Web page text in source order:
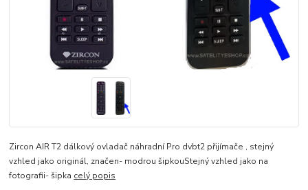
Zircon AIR T2 dálkový ovladač náhradní Pro dvbt2 přijímače , stejný
vzhled jako originál, značen- modrou šipkouStejný vzhled jako na
fotografii- šipka celý popis